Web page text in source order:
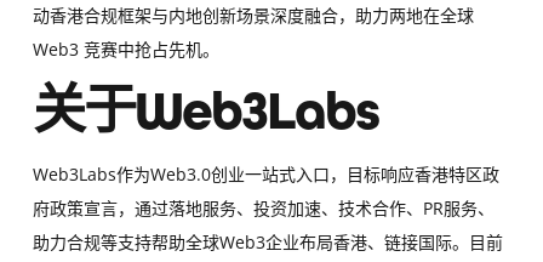
动香港合规框架与内地创新场景深度融合，助力两地在全球
Web3 竞赛中抢占先机。
关于Web3Labs
Web3Labs作为Web3.0创业一站式入口，目标响应香港特区政
府政策宣言，通过落地服务、投资加速、技术合作、PR服务、
助力合规等支持帮助全球Web3企业布局香港、链接国际。目前